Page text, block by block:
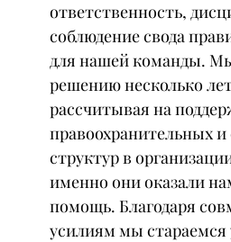
ответственность,
соблюдение свода
для нашей команды.
решению несколько
рассчитывая на
правоохранительных
структур в
именно они оказали
помощь. Благодаря
усилиям мы стараемся